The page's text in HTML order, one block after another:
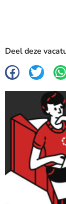
Deel deze